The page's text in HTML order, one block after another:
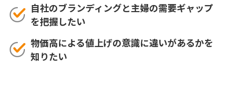
自社のブランディングと主婦の需要ギャップ
を把握したい
物価高による値上げの意識に違いがあるかを
知りたい